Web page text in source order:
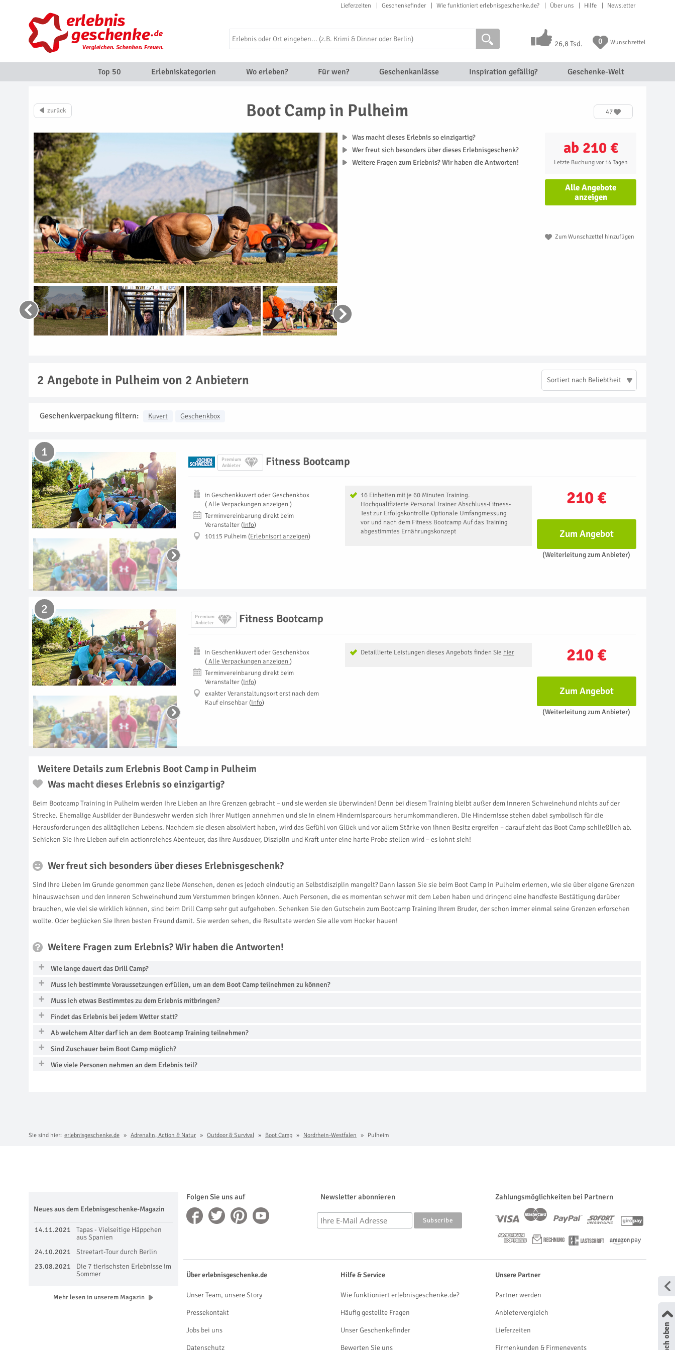
Lieferzeiten Geschenkefinder Wie funktioniert erlebnisgeschenke.de? Über uns Hilfe Newsletter
26,8 Tsd. 0 Wunschzettel
Top 50 Erlebniskategorien Wo erleben? Für wen? Geschenkanlässe Inspiration gefällig? Geschenke-Welt
Boot Camp in Pulheim 47
ab 210 €
Letzte Buchung vor 14 Tagen
Alle Angebote
anzeigen
Zum Wunschzettel hinzufügen
Was macht dieses Erlebnis so einzigartig?
Wer freut sich besonders über dieses Erlebnisgeschenk?
Weitere Fragen zum Erlebnis? Wir haben die Antworten!
2 Angebote in Pulheim von 2 Anbietern Sortiert nach Beliebtheit
Geschenkverpackung filtern: Kuvert Geschenkbox
Premium
Anbieter
Fitness Bootcamp
1
210 €
16 Einheiten mit je 60 Minuten Training.
Hochqualifizierte Personal Trainer Abschluss-Fitness-
Test zur Erfolgskontrolle Optionale Umfangmessung
vor und nach dem Fitness Bootcamp Auf das Training
abgestimmtes Ernährungskonzept
inGeschenkkuvert oder Geschenkbox
( Alle Verpackungen anzeigen )
Terminvereinbarung direkt beim
Veranstalter (Info)
10115 Pulheim (Erlebnisort anzeigen) Zum Angebot
(Weiterleitung zum Anbieter)
Premium
Anbieter
Fitness Bootcamp
2
210 €
Detaillierte Leistungen dieses Angebots finden Sie hier
inGeschenkkuvert oder Geschenkbox
( Alle Verpackungen anzeigen )
Terminvereinbarung direkt beim
Veranstalter (Info)
exakter Veranstaltungsort erst nach dem
Kauf einsehbar (Info)
Zum Angebot
(Weiterleitung zum Anbieter)
Weitere Details zum Erlebnis Boot Camp in Pulheim
Was macht dieses Erlebnis so einzigartig?
Beim Bootcamp Training in Pulheim werden Ihre Lieben an Ihre Grenzen gebracht – und sie werden sie überwinden! Denn bei diesem Training bleibt außer dem inneren Schweinehund nichts auf der
Strecke. Ehemalige Ausbilder der Bundeswehr werden sich Ihrer Mutigen annehmen und sie in einem Hindernisparcours herumkommandieren. Die Hindernisse stehen dabei symbolisch für die
Herausforderungen des alltäglichen Lebens. Nachdem sie diesen absolviert haben, wird das Gefühl von Glück und vor allem Stärke von ihnen Besitz ergreifen – darauf zieht das Boot Camp schließlich ab.
Schicken Sie Ihre Lieben auf ein actionreiches Abenteuer, das Ihre Ausdauer, Disziplin und Kraft unter eine harte Probe stellen wird – es lohnt sich!
Wer freut sich besonders über dieses Erlebnisgeschenk?
Sind Ihre Lieben im Grunde genommen ganz liebe Menschen, denen es jedoch eindeutig an Selbstdisziplin mangelt? Dann lassen Sie sie beim Boot Camp in Pulheim erlernen, wie sie über eigene Grenzen
hinauswachsen und den inneren Schweinehund zum Verstummen bringen können. Auch Personen, die es momentan schwer mit dem Leben haben und dringend eine handfeste Bestätigung darüber
brauchen, wie viel sie wirklich können, sind beim Drill Camp sehr gut aufgehoben. Schenken Sie den Gutschein zum Bootcamp Training Ihrem Bruder, der schon immer einmal seine Grenzen erforschen
wollte. Oder beglücken Sie Ihren besten Freund damit. Sie werden sehen, die Resultate werden Sie alle vom Hocker hauen!
Weitere Fragen zum Erlebnis? Wir haben die Antworten!
Wie lange dauert das Drill Camp?
Muss ich bestimmte Voraussetzungen erfüllen, um an dem Boot Camp teilnehmen zu können?
Muss ich etwas Bestimmtes zu dem Erlebnis mitbringen?
Findet das Erlebnis bei jedem Wetter statt?
Ab welchem Alter darf ich an dem Bootcamp Training teilnehmen?
Sind Zuschauer beim Boot Camp möglich?
Wie viele Personen nehmen an dem Erlebnis teil?
Sie sind hier: erlebnisgeschenke.de Adrenalin, Action & Natur Outdoor & Survival Boot Camp Nordrhein-Westfalen Pulheim
Folgen Sie uns auf Newsletter abonnieren Zahlungsmöglichkeiten bei Partnern
Neues aus dem Erlebnisgeschenke-Magazin
14.11.2021
Tapas - Vielseitige Häppchen
aus Spanien
24.10.2021
Streetart-Tour durch Berlin
23.08.2021
Die 7 tierischsten Erlebnisse im
Sommer
Mehr lesen in unserem Magazin
Über erlebnisgeschenke.de
Unser Team, unsere Story
Pressekontakt
Jobs bei uns
Datenschutz
Hilfe & Service
Wie funktioniert erlebnisgeschenke.de?
Häufig gestellte Fragen
Unser Geschenkefinder
Bewerten Sie uns
Unsere Partner
Partner werden
Anbietervergleich
Lieferzeiten
Firmenkunden & Firmenevents